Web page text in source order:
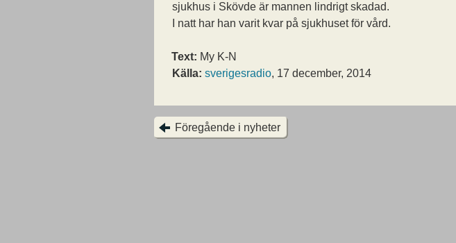
sjukhus i Skövde är mannen lindrigt skadad.
I natt har han varit kvar på sjukhuset för vård.
Text: My K-N
Källa: sverigesradio, 17 december, 2014
Föregående i nyheter